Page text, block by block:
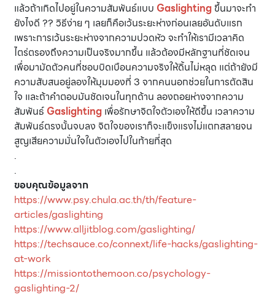
แล้วถ้าเกิดไปอยู่ในความสัมพันธ์แบบ Gaslighting ขึ้นมาจะทำ
ยังไงดี ?? วิธีง่าย ๆ เลยก็คือเว้นระยะห่างก่อนเลยอันดับแรก
เพราะการเว้นระยะห่างจากความปวดหัว จะทำให้เรามีเวลาคิด
ไตร่ตรองถึงความเป็นจริงมากขึ้น แล้วต้องมีหลักฐานที่ชัดเจน
เพื่อมามัดตัวคนที่ชอบบิดเบือนความจริงให้ดิ้นไม่หลุด แต่ถ้ายังมี
ความสับสนอยู่ลองให้มุมมองที่ 3 จากคนนอกช่วยในการตัดสิน
ใจ และถ้าคำตอบมันชัดเจนในทุกด้าน ลองถอยห่างจากความ
สัมพันธ์ Gaslighting เพื่อรักษาจิตใจตัวเองให้ดีขึ้น เวลาความ
สัมพันธ์ตรงนั้นจบลง จิตใจของเราก็จะแข็งแรงไม่แตกสลายจน
สูญเสียความมั่นใจในตัวเองไปในท้ายที่สุด
.
.
ขอบคุณข้อมูลจาก
https://www.psy.chula.ac.th/th/feature-
articles/gaslighting
https://www.alljitblog.com/gaslighting/
https://techsauce.co/connext/life-hacks/gaslighting-
at-work
https://missiontothemoon.co/psychology-
gaslighting-2/